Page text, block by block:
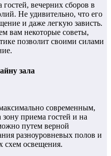
вечерних сборов в
Не удивительно, что его
и даже легкую зависть.
вам некоторые советы,
позволит своими силами
зала
современным,
зону приема гостей и на
путем верной
разноуровневых полов и
схем освещения.